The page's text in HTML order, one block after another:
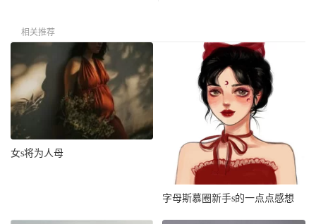
相关推荐
女s将为人母
字母斯慕圈新手s的一点点感想